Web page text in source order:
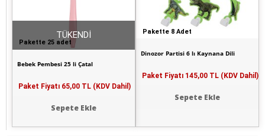
Pakette 8 Adet
Dinozor Partisi 6 lı Kaynana Dili
Paket Fiyatı 145,00 TL (KDV Dahil)
Sepete Ekle
Pakette 25 adet
Bebek Pembesi 25 li Çatal
Paket Fiyatı 65,00 TL (KDV Dahil)
Sepete Ekle
TÜKENDİ